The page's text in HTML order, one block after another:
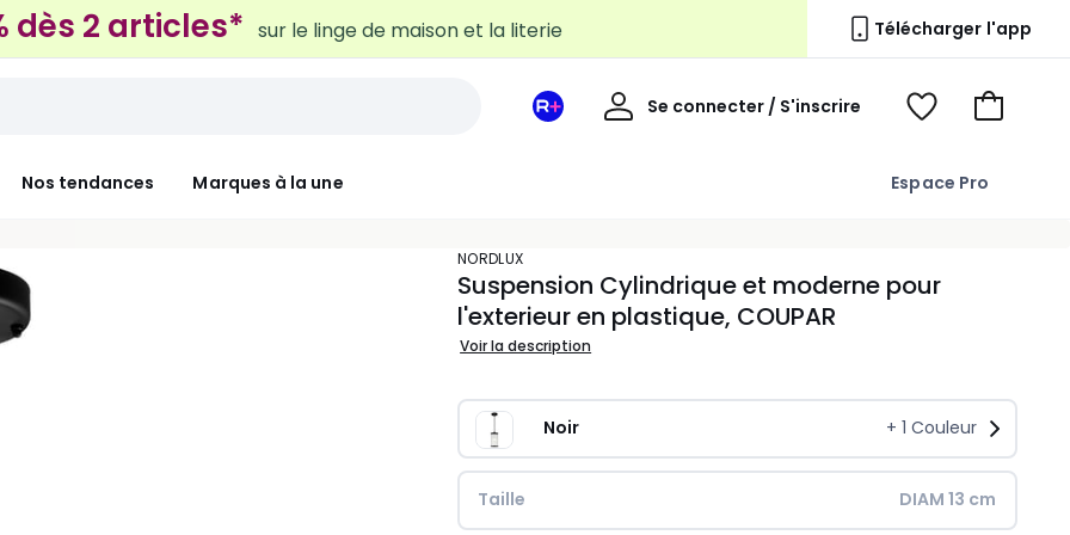
Télécharger l'app
Nos tendances Marques à la une Espace Pro
Mon
Se connecter / S'inscrire
Mon
Voir
Voir
NORDLUX
Suspension Cylindrique et moderne pour
l'exterieur en plastique, COUPAR
Voir la description
Noir + 1 Couleur
Taille DIAM 13 cm